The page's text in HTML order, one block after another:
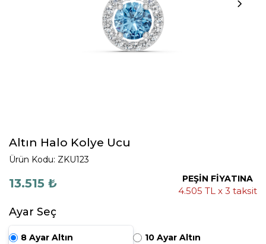
Altın Halo Kolye Ucu
Ürün Kodu: ZKU123
13.515 ₺ PEŞİN FİYATINA
4.505 TL x 3 taksit
Ayar Seç
8 Ayar Altın 10 Ayar Altın